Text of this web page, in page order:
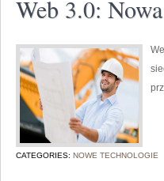
Web 3.0:
CATEGORIES: NOWE TECHNOLOGIE